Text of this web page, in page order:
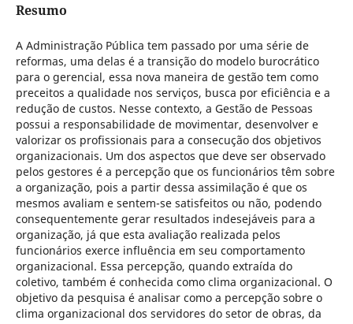
Resumo
A Administração Pública tem passado por uma série de
reformas, uma delas é a transição do modelo burocrático
para o gerencial, essa nova maneira de gestão tem como
preceitos a qualidade nos serviços, busca por eficiência e a
redução de custos. Nesse contexto, a Gestão de Pessoas
possui a responsabilidade de movimentar, desenvolver e
valorizar os profissionais para a consecução dos objetivos
organizacionais. Um dos aspectos que deve ser observado
pelos gestores é a percepção que os funcionários têm sobre
a organização, pois a partir dessa assimilação é que os
mesmos avaliam e sentem-se satisfeitos ou não, podendo
consequentemente gerar resultados indesejáveis para a
organização, já que esta avaliação realizada pelos
funcionários exerce influência em seu comportamento
organizacional. Essa percepção, quando extraída do
coletivo, também é conhecida como clima organizacional. O
objetivo da pesquisa é analisar como a percepção sobre o
clima organizacional dos servidores do setor de obras, da